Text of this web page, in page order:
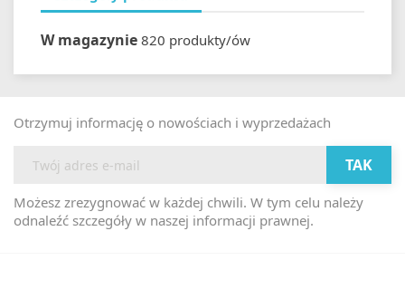
W magazynie 820 produkty/ów
Otrzymuj informację o nowościach i wyprzedażach
Możesz zrezygnować w każdej chwili. W tym celu należy
odnaleźć szczegóły w naszej informacji prawnej.